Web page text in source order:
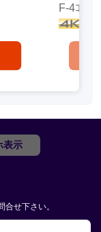
F-4ｺﾈｸﾀ
表示
せ下さい。